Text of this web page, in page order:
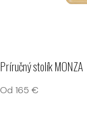
Príručný stolík MONZA
Od 165 €